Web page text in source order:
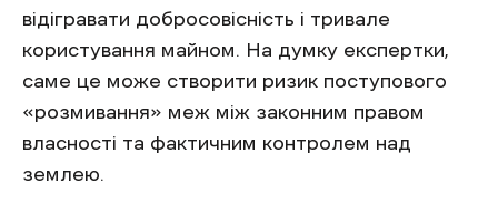
відігравати добросовісність і тривале
користування майном. На думку експертки,
саме це може створити ризик поступового
«розмивання» меж між законним правом
власності та фактичним контролем над
землею.